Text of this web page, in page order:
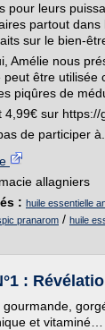
pour leurs
partout
sur le bien-
Amélie nous
peut être utilisée
piqûres de
4,99€ sur https://
de participer à...
allagniers
: huile essentielle
pranarom / huile
:
et